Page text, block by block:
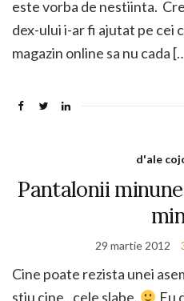
este vorba de nestiinta.
dex-ului i-ar fi ajutat pe cei
magazin online sa nu cada
d'ale
Pantalonii
29 martie 2012
Cine poate rezista unei
stiu cine.. cele slabe.
Eu